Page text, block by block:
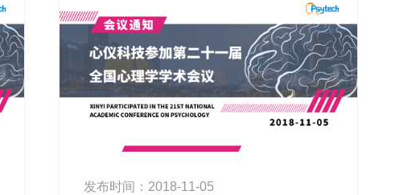
发布时间：2018-11-05